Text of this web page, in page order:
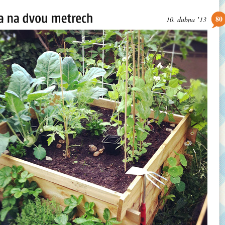
10. dubna ʼ13 80